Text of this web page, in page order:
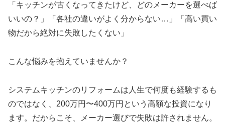
「キッチンが古くなってきたけど、どのメーカーを選べば
いいの？」「各社の違いがよく分からない…」「高い買い
物だから絶対に失敗したくない」
こんな悩みを抱えていませんか？
システムキッチンのリフォームは人生で何度も経験するも
のではなく、200万円〜400万円という高額な投資になり
ます。だからこそ、メーカー選びで失敗は許されません。